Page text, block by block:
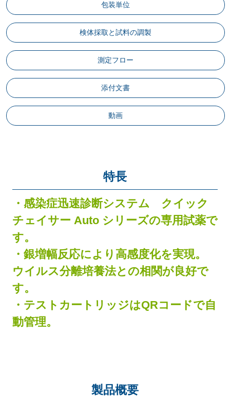
包装単位
検体採取と試料の調製
測定フロー
添付文書
動画
特長
・感染症迅速診断システム クイック
チェイサー Auto シリーズの専用試薬で
す。
・銀増幅反応により高感度化を実現。
ウイルス分離培養法との相関が良好で
す。
・テストカートリッジはQRコードで自
動管理。
製品概要